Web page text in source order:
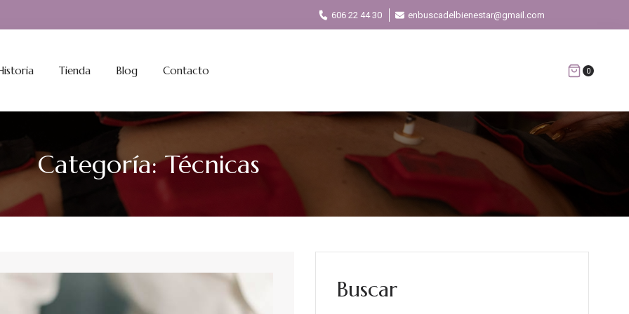
606 22 44 30 enbuscadelbienestar@gmail.com
Tienda Blog Contacto 0
Categoría:Técnicas
Buscar